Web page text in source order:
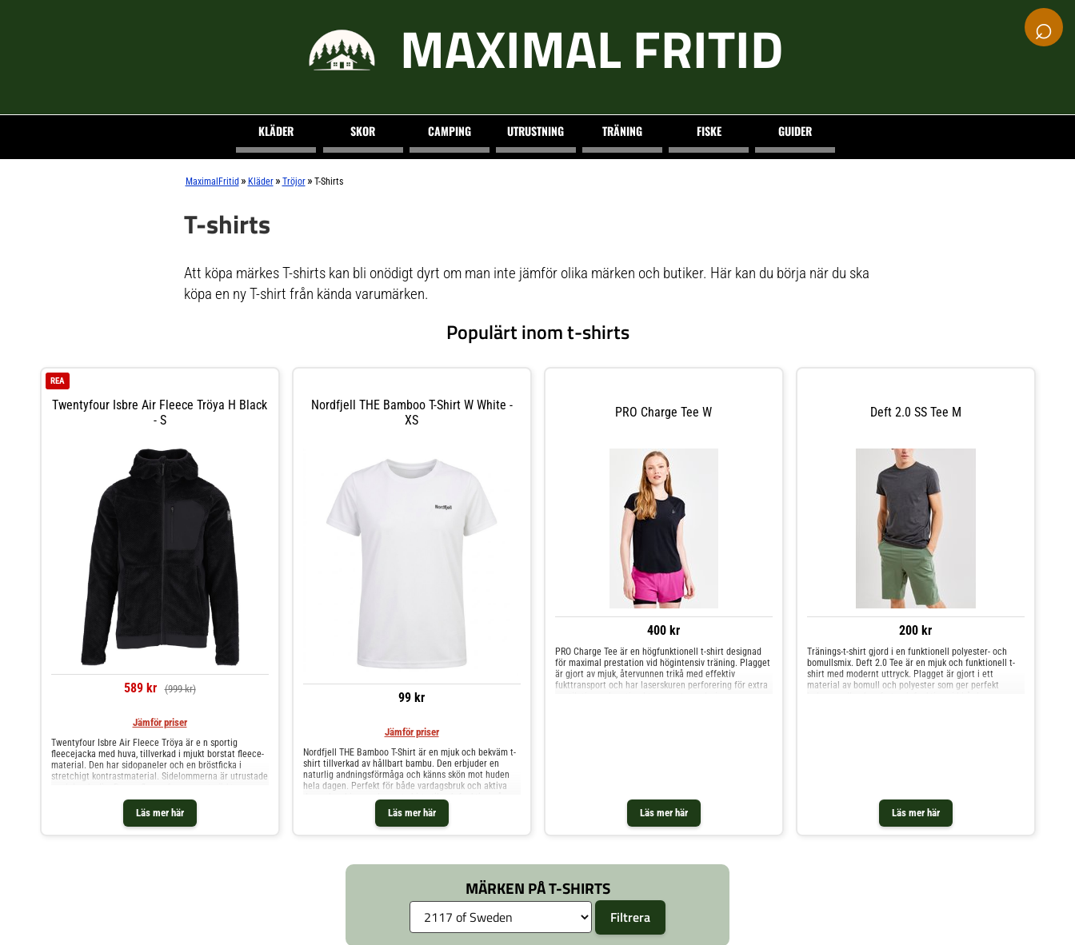
MAXIMAL FRITID ⌕
KLÄDER SKOR CAMPING UTRUSTNING TRÄNING FISKE GUIDER
MaximalFritid » Kläder » Tröjor » T-Shirts
T-shirts
Att köpa märkes T-shirts kan bli onödigt dyrt om man inte jämför olika märken och butiker. Här kan du börja när du ska
köpa en ny T-shirt från kända varumärken.
Populärt inom t-shirts
Twentyfour Isbre Air Fleece Tröya H Black
- S
REA
589 kr (999 kr)
Läs mer här
Jämför priser
Twentyfour Isbre Air Fleece Tröya är e n sportig
fleecejacka med huva, tillverkad i mjukt borstat fleece-
material. Den har sidopaneler och en bröstficka i
stretchigt kontrastmaterial. Sidelommerna är utrustade
mellanlager för både korta och långa turer.
Specifikation Huvudmaterialet är i 100 % polyester
fleece Kontrastmaterialet består av 75 % polyester och
25 % spandex Fast huva Sidelommer med dragkedja
Nordfjell THE Bamboo T-Shirt W White -
XS
99 kr
Läs mer här
Jämför priser
Nordfjell THE Bamboo T-Shirt är en mjuk och bekväm t-
shirt tillverkad av hållbart bambu. Den erbjuder en
naturlig andningsförmåga och känns skön mot huden
hela dagen. Perfekt för både vardagsbruk och aktiva
bästa sätt. >48% bambu, 47% polyester och 4% elastan
185 g Storlekarna är lite större än normalt.
PRO Charge Tee W
400 kr
Läs mer här
PRO Charge Tee är en högfunktionell t-shirt designad
för maximal prestation vid högintensiv träning. Plagget
är gjort av mjuk, återvunnen trikå med effektiv
fukttransport och har laserskuren perforering för extra
Deft 2.0 SS Tee M
200 kr
Läs mer här
Tränings-t-shirt gjord i en funktionell polyester- och
bomullsmix. Deft 2.0 Tee är en mjuk och funktionell t-
shirt med modernt uttryck. Plagget är gjort i ett
material av bomull och polyester som ger perfekt
MÄRKEN PÅ T-SHIRTS